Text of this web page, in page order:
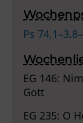
Ps
EG 146:
Gott
EG 235: O